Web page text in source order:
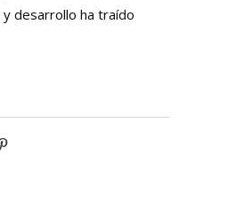
y desarrollo ha traído